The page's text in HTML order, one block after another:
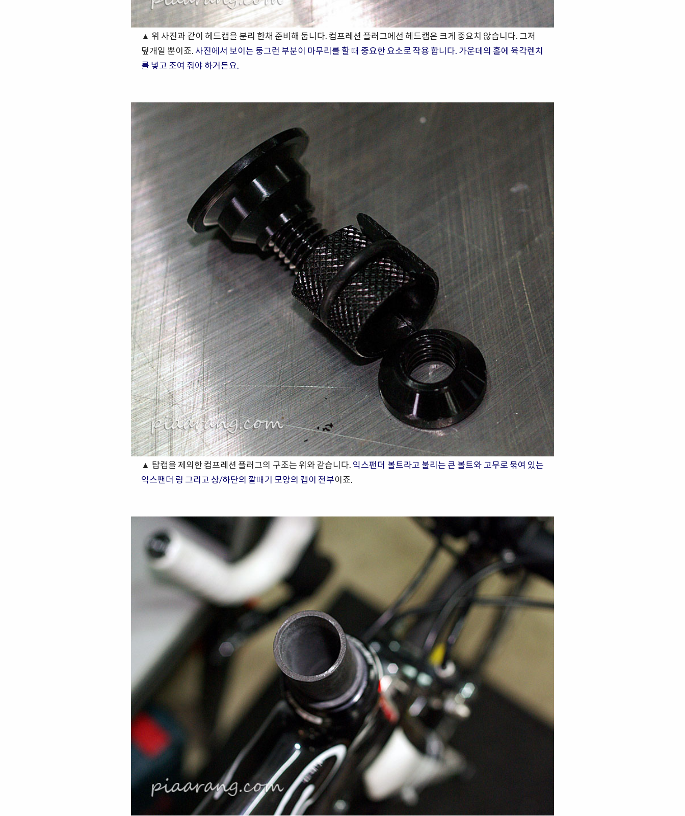
▲ 위 사진과 같이 헤드캡을 분리 한채 준비해 둡니다. 컴프레션 플러그에선 헤드캡은 크게 중요치 않습니다. 그저
덮개일 뿐이죠. 사진에서 보이 는 둥그런 부분이 마무리를 할 때 중요한 요소로 작용 합니다. 가운데의 홀에 육각렌치
를 넣고 조여 줘야 하거든요.
▲ 탑캡을 제외한 컴프레션 플러그의 구조는 위와 같습니다. 익스팬더 볼트라고 불리는 큰 볼트와 고무로 묶여 있는
익스팬더 링 그리고 상/하단의 깔때기 모양의 캡이 전부이죠.